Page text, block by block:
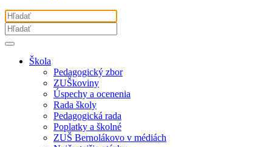
Škola
Pedagogický zbor
ZUŠkoviny
Úspechy a ocenenia
Rada školy
Pedagogická rada
Poplatky a školné
ZUŠ Bernolákovo v médiách